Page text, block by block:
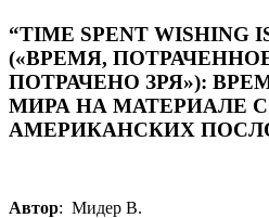
“TIME SPENT WISHING
(«ВРЕМЯ,
ПОТРАЧЕНО ЗРЯ»):
МИРА НА МАТЕРИАЛЕ
АМЕРИКАНСКИХ
Автор: Мидер В.